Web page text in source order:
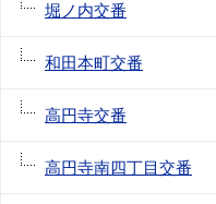
堀ノ内交番
和田本町交番
高円寺交番
高円寺南四丁目交番